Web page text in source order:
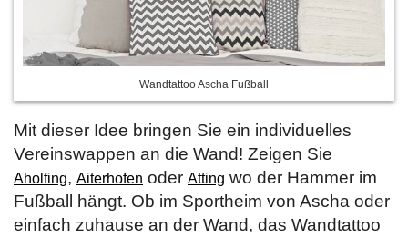
Wandtattoo Ascha Fußball
Mit dieser Idee bringen Sie ein individuelles
Vereinswappen an die Wand! Zeigen Sie
Aholfing, Aiterhofen oder Atting wo der Hammer im
Fußball hängt. Ob im Sportheim von Ascha oder
einfach zuhause an der Wand, das Wandtattoo